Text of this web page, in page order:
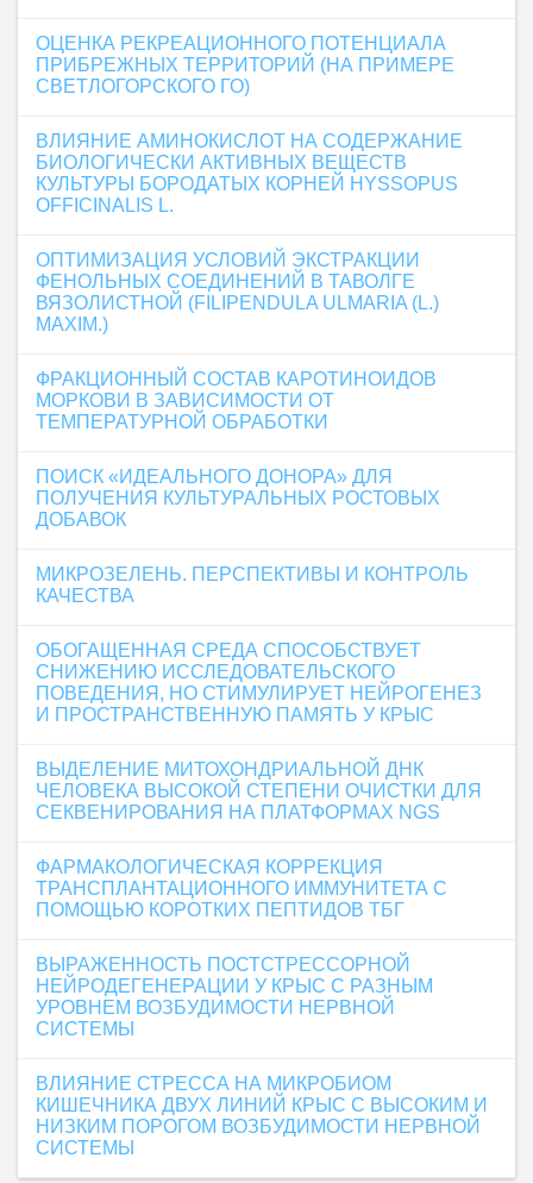
ОЦЕНКА РЕКРЕАЦИОННОГО ПОТЕНЦИАЛА
ПРИБРЕЖНЫХ ТЕРРИТОРИЙ (НА ПРИМЕРЕ
СВЕТЛОГОРСКОГО ГО)
ВЛИЯНИЕ АМИНОКИСЛОТ НА СОДЕРЖАНИЕ
БИОЛОГИЧЕСКИ АКТИВНЫХ ВЕЩЕСТВ
КУЛЬТУРЫ БОРОДАТЫХ КОРНЕЙ HYSSOPUS
OFFICINALIS L.
ОПТИМИЗАЦИЯ УСЛОВИЙ ЭКСТРАКЦИИ
ФЕНОЛЬНЫХ СОЕДИНЕНИЙ В ТАВОЛГЕ
ВЯЗОЛИСТНОЙ (FILIPENDULA ULMARIA (L.)
MAXIM.)
ФРАКЦИОННЫЙ СОСТАВ КАРОТИНОИДОВ
МОРКОВИ В ЗАВИСИМОСТИ ОТ
ТЕМПЕРАТУРНОЙ ОБРАБОТКИ
ПОИСК «ИДЕАЛЬНОГО ДОНОРА» ДЛЯ
ПОЛУЧЕНИЯ КУЛЬТУРАЛЬНЫХ РОСТОВЫХ
ДОБАВОК
МИКРОЗЕЛЕНЬ. ПЕРСПЕКТИВЫ И КОНТРОЛЬ
КАЧЕСТВА
ОБОГАЩЕННАЯ СРЕДА СПОСОБСТВУЕТ
СНИЖЕНИЮ ИССЛЕДОВАТЕЛЬСКОГО
ПОВЕДЕНИЯ, НО СТИМУЛИРУЕТ НЕЙРОГЕНЕЗ
И ПРОСТРАНСТВЕННУЮ ПАМЯТЬ У КРЫС
ВЫДЕЛЕНИЕ МИТОХОНДРИАЛЬНОЙ ДНК
ЧЕЛОВЕКА ВЫСОКОЙ СТЕПЕНИ ОЧИСТКИ ДЛЯ
СЕКВЕНИРОВАНИЯ НА ПЛАТФОРМАХ NGS
ФАРМАКОЛОГИЧЕСКАЯ КОРРЕКЦИЯ
ТРАНСПЛАНТАЦИОННОГО ИММУНИТЕТА С
ПОМОЩЬЮ КОРОТКИХ ПЕПТИДОВ ТБГ
ВЫРАЖЕННОСТЬ ПОСТСТРЕССОРНОЙ
НЕЙРОДЕГЕНЕРАЦИИ У КРЫС С РАЗНЫМ
УРОВНЕМ ВОЗБУДИМОСТИ НЕРВНОЙ
СИСТЕМЫ
ВЛИЯНИЕ СТРЕССА НА МИКРОБИОМ
КИШЕЧНИКА ДВУХ ЛИНИЙ КРЫС С ВЫСОКИМ И
НИЗКИМ ПОРОГОМ ВОЗБУДИМОСТИ НЕРВНОЙ
СИСТЕМЫ